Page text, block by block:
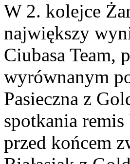
W 2. kolejce
największy
Ciubasa Team,
wyrównanym
Pasieczna z
spotkania
przed końcem